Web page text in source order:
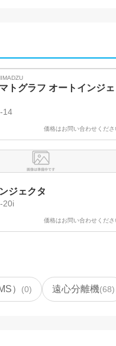
トグラフ オートインジェ
14
価格はお問い合わせくださ
ジェクタ
20i
価格はお問い合わせくださ
） (0) 遠心分離機(68)